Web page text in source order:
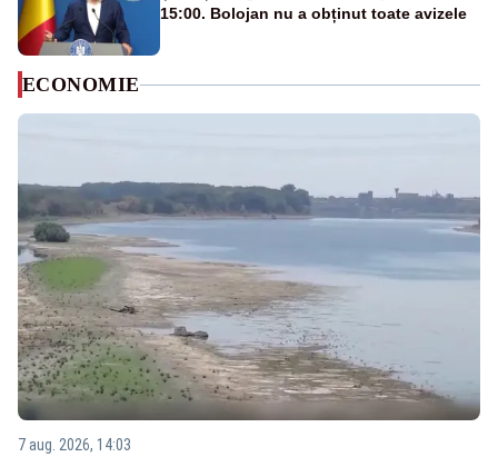
15:00. Bolojan nu a obținut toate avizele
ECONOMIE
7 aug. 2026, 14:03